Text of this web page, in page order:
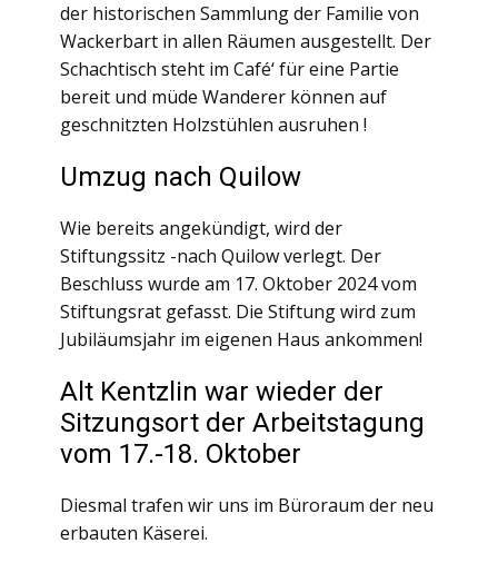
der historischen Sammlung der Familie von
Wackerbart in allen Räumen ausgestellt. Der
Schachtisch steht im Café‘ für eine Partie
bereit und müde Wanderer können auf
geschnitzten Holzstühlen ausruhen !
Umzug nach Quilow
Wie bereits angekündigt, wird der
Stiftungssitz -nach Quilow verlegt. Der
Beschluss wurde am 17. Oktober 2024 vom
Stiftungsrat gefasst. Die Stiftung wird zum
Jubiläumsjahr im eigenen Haus ankommen!
Alt Kentzlin war wieder der
Sitzungsort der Arbeitstagung
vom 17.-18. Oktober
Diesmal trafen wir uns im Büroraum der neu
erbauten Käserei.